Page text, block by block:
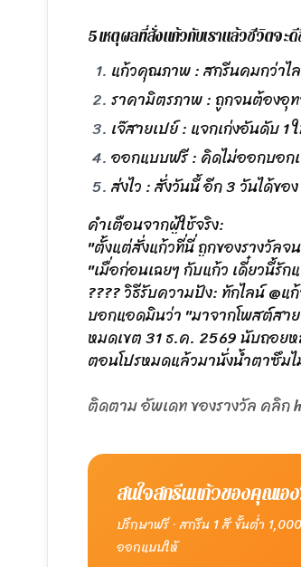
5 เหตุผลที่สั่งแก้วกับเราแล้วชีวิตจะ
แก้วคุณภาพ : สกรีนคมกว่าไ
ราคามิตรภาพ : ถูกจนต้องอุ
เจ๊สายเปย์ : แจกเก่งอันดับ
ออกแบบฟรี : คิดไม่ออกบอก
ส่งไว : สั่งวันนี้ อีก 3 วันได้ข
คำเตือนจากผู้ใช้จริง:
"ตั้งแต่สั่งแก้วที่นี่ ถูกของรางวัล
"เมื่อก่อนเฉยๆ กับแก้ว เดี๋ยวนี้รั
???? วิธีรับความปัง: ทักไลน์ @
บอกแอดมินว่า "มาจากโพสต์สา
หมดเขต 31 ธ.ค. 2569 นับถอย
ตอนโปรหมดแล้วมานั่งน้ำตาซึมไ
ติดตาม อัพเดท ของรางวัล คลิ
สนใจสกรีนแก้วของคุณเอ
ปรึกษาฟรี · สกรีน 1 สี ขั้นต่ำ
ออกแบบให้